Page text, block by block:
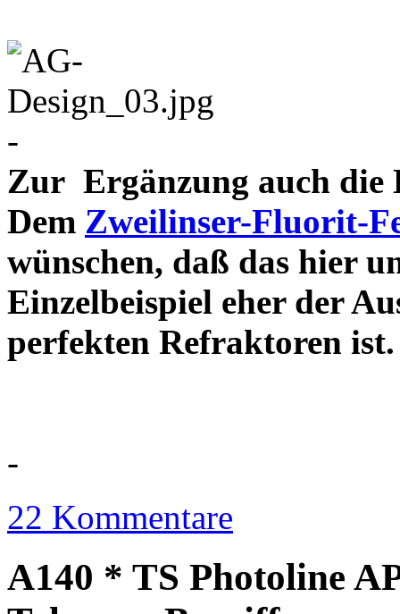
-
Zur Ergänzung auch die
Dem Zweilinser-Fluorit-
wünschen, daß das hier
Einzelbeispiel eher der
perfekten
-
22 Kommentare
A140 * TS Photoline